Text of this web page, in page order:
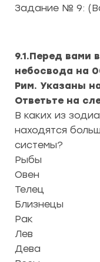
Задание № 9:
9.1.Перед вами
небосвода на
Рим. Указаны
Ответьте на
В каких из
находятся
системы?
Рыбы
Овен
Телец
Близнецы
Рак
Лев
Дева